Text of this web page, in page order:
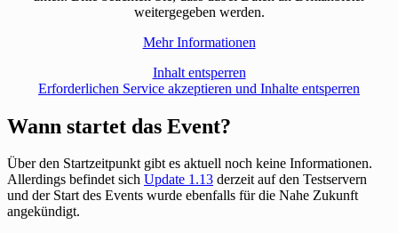
weitergegeben werden.
Mehr Informationen
Inhalt entsperren
Erforderlichen Service akzeptieren und Inhalte entsperren
Wann startet das Event?
Über den Startzeitpunkt gibt es aktuell noch keine Informationen.
Allerdings befindet sich Update 1.13 derzeit auf den Testservern
und der Start des Events wurde ebenfalls für die Nahe Zukunft
angekündigt.